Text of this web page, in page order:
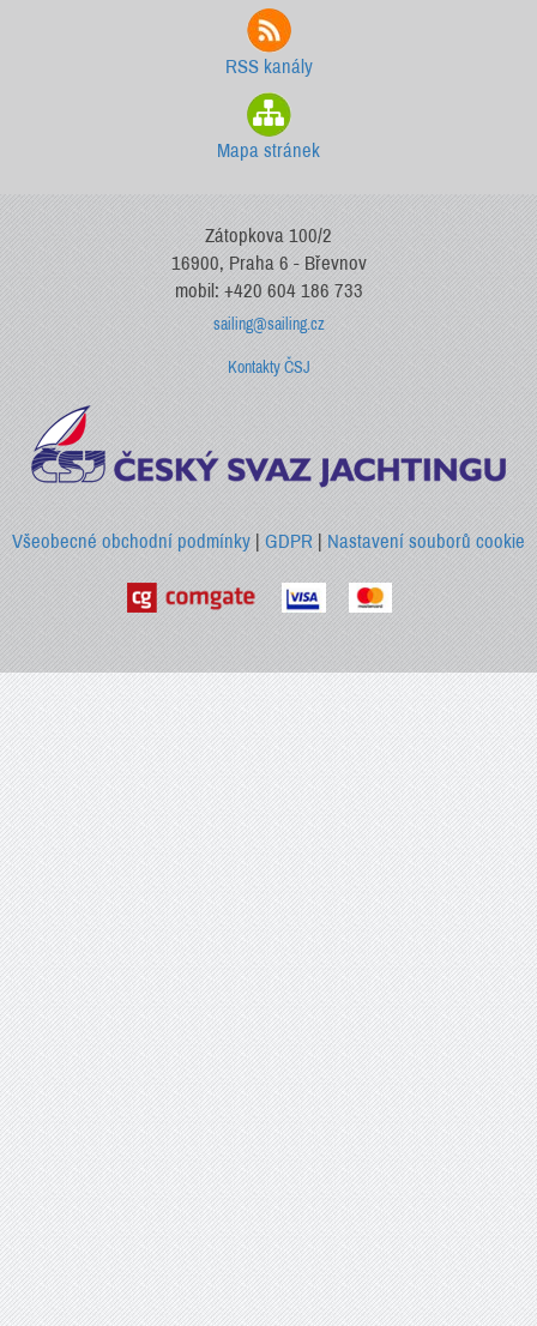
RSS kanály
Mapa stránek
Zátopkova 100/2
16900, Praha 6 - Břevnov
mobil: +420 604 186 733
sailing@sailing.cz
Kontakty ČSJ
Všeobecné obchodní podmínky |GDPR |Nastavení souborů cookie